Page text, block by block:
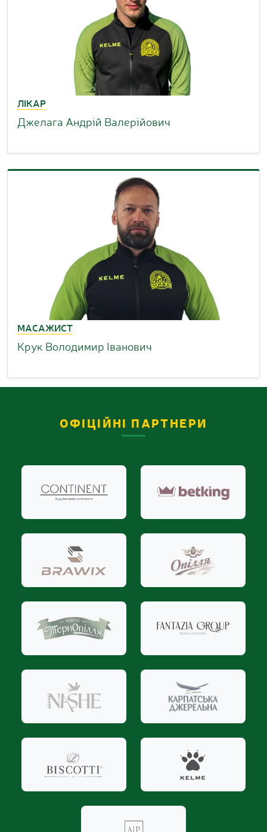
ЛІКАР
Джелага Андрій Валерійович
МАСАЖИСТ
Крук Володимир Іванович
ОФІЦІЙНІ ПАРТНЕРИ